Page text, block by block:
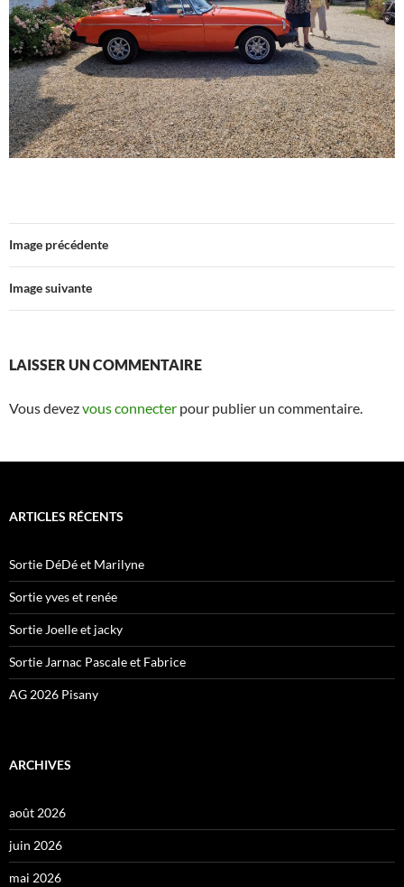
Image précédente
Image suivante
LAISSER UN COMMENTAIRE
Vous devezvous connecter pour publier un commentaire.
ARTICLES RÉCENTS
Sortie DéDé et Marilyne
Sortie yves et renée
Sortie Joelle et jacky
Sortie Jarnac Pascale et Fabrice
AG 2026 Pisany
ARCHIVES
août 2026
juin 2026
mai 2026